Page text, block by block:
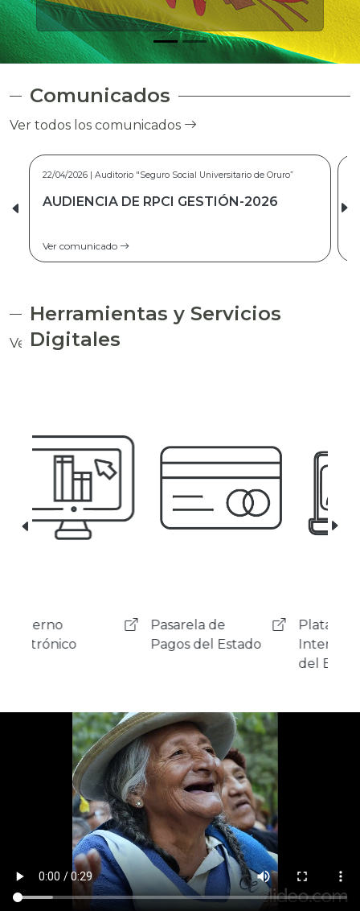
Comunicados
Ver todos los comunicados
20/02/2026 | Auditorio “Seguro Social Universitario de Oruro”
AUDIENCIA DE RPCF GESTIÓN 2025
Ver comunicado
Herramientas y Servicios
Digitales
Ver todas las herramientas
Pasarela de
Pagos del Estado
Plataforma de
Interoperabilidad